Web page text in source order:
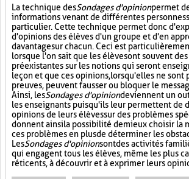
La technique desSondages d'opinionpermet
informations venant de différentes personnes
particulier. Cette technique permet donc
d'opinions des élèves d'un groupe et d'en
davantage sur chacun. Ceci est
lorsque l'on sait que les élèves ont souvent
préexistantes sur les notions qui seront
leçon et que ces opinions, lorsqu'elles ne sont
preuves, peuvent fausser ou bloquer le
Ainsi, lesSondages d'opiniondeviennent un
les enseignants puisqu'ils leur permettent de
opinions de leurs élèves sur des problèmes
donnent ainsi la possibilité de mieux choisir la
ces problèmes en plus de déterminer les
LesSondages d'opinionsont des activités
qui engagent tous les élèves, même les plus
réticents, à découvrir et à exprimer leurs